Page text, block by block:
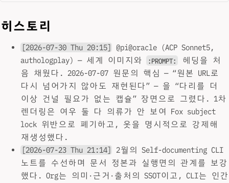
히스토리
[2026-07-30 Thu 20:15] @pi@oracle (ACP Sonnet5,
authologplay) — 세계 이미지와
:PROMPT:
헤딩을 처
음 채웠다. 2026-07-07 원문의 핵심 — “원본 URL로
다시 넘어가지 않아도 재현된다” — 을 “다리를 더
이상 건널 필요가 없는 캡슐” 장면으로 그렸다. 1차
렌더링은 여우 둘 다 의류가 안 보여 Fox subject
lock 위반으로 폐기하고, 옷을 명시적으로 강제해
재생성했다.
[2026-07-23 Thu 21:14]
2월의 Self-documenting CLI
노트를 수선하며 문서 정본과 실행면의 관계를 보강
했다. Org는 의미·근거·출처의 SSOT이고, CLI는 인간